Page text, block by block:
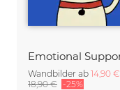
Wandbilder ab 14,90 €
18,90 € -25%